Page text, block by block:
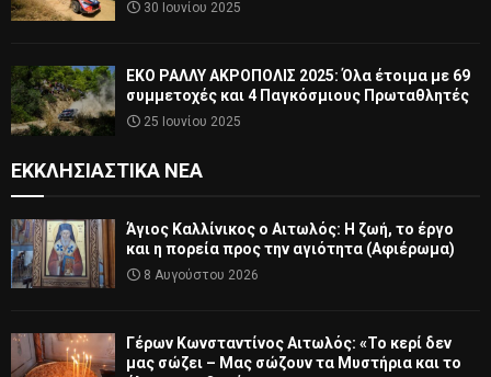
30 Ιουνίου 2025
ΕΚΟ ΡΑΛΛΥ ΑΚΡΟΠΟΛΙΣ 2025: Όλα έτοιμα με 69
συμμετοχές και 4 Παγκόσμιους Πρωταθλητές
25 Ιουνίου 2025
ΕΚΚΛΗΣΙΑΣΤΙΚΆ ΝΈΑ
Άγιος Καλλίνικος ο Αιτωλός: Η ζωή, το έργο
και η πορεία προς την αγιότητα (Αφιέρωμα)
8 Αυγούστου 2026
Γέρων Κωνσταντίνος Αιτωλός: «Το κερί δεν
μας σώζει – Μας σώζουν τα Μυστήρια και το